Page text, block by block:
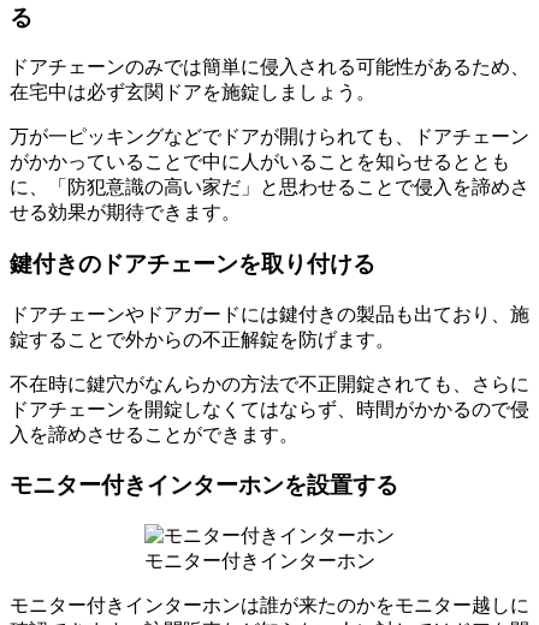
る
ドアチェーンのみでは簡単に侵入される可能性があるため、
在宅中は必ず玄関ドアを施錠しましょう。
万が一ピッキングなどでドアが開けられても、ドアチェーン
がかかっていることで中に人がいることを知らせるととも
に、「防犯意識の高い家だ」と思わせることで侵入を諦めさ
せる効果が期待できます。
鍵付きのドアチェーンを取り付ける
ドアチェーンやドアガードには鍵付きの製品も出ており、施
錠することで外からの不正解錠を防げます。
不在時に鍵穴がなんらかの方法で不正開錠されても、さらに
ドアチェーンを開錠しなくてはならず、時間がかかるので侵
入を諦めさせることができます。
モニター付きインターホンを設置する
モニター付きインターホン
モニター付きインターホンは誰が来たのかをモニター越しに